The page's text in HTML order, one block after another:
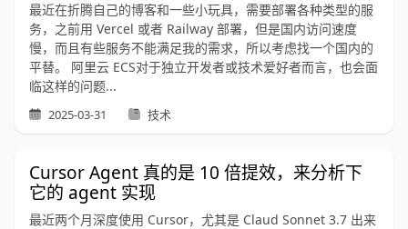
最近在折腾自己的博客和一些小玩具，需要部署各种类型的服
务，之前用 Vercel 或者 Railway 部署，但是国内访问速度
慢，而且有些服务不能满足我的需求，所以考虑找一个国内的
平替。 阿里云 ECS对于独立开发者或技术爱好者而言，也会面
临这样的问题...
2025-03-31 技术
Cursor Agent 真的是 10 倍提效，来分析下
它的 agent 实现
最近两个月深度使用 Cursor，尤其是 Claud Sonnet 3.7 出来